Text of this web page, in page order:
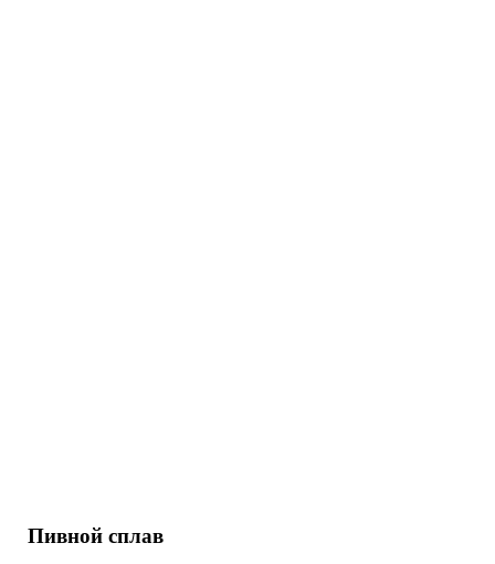
Пивной сплав